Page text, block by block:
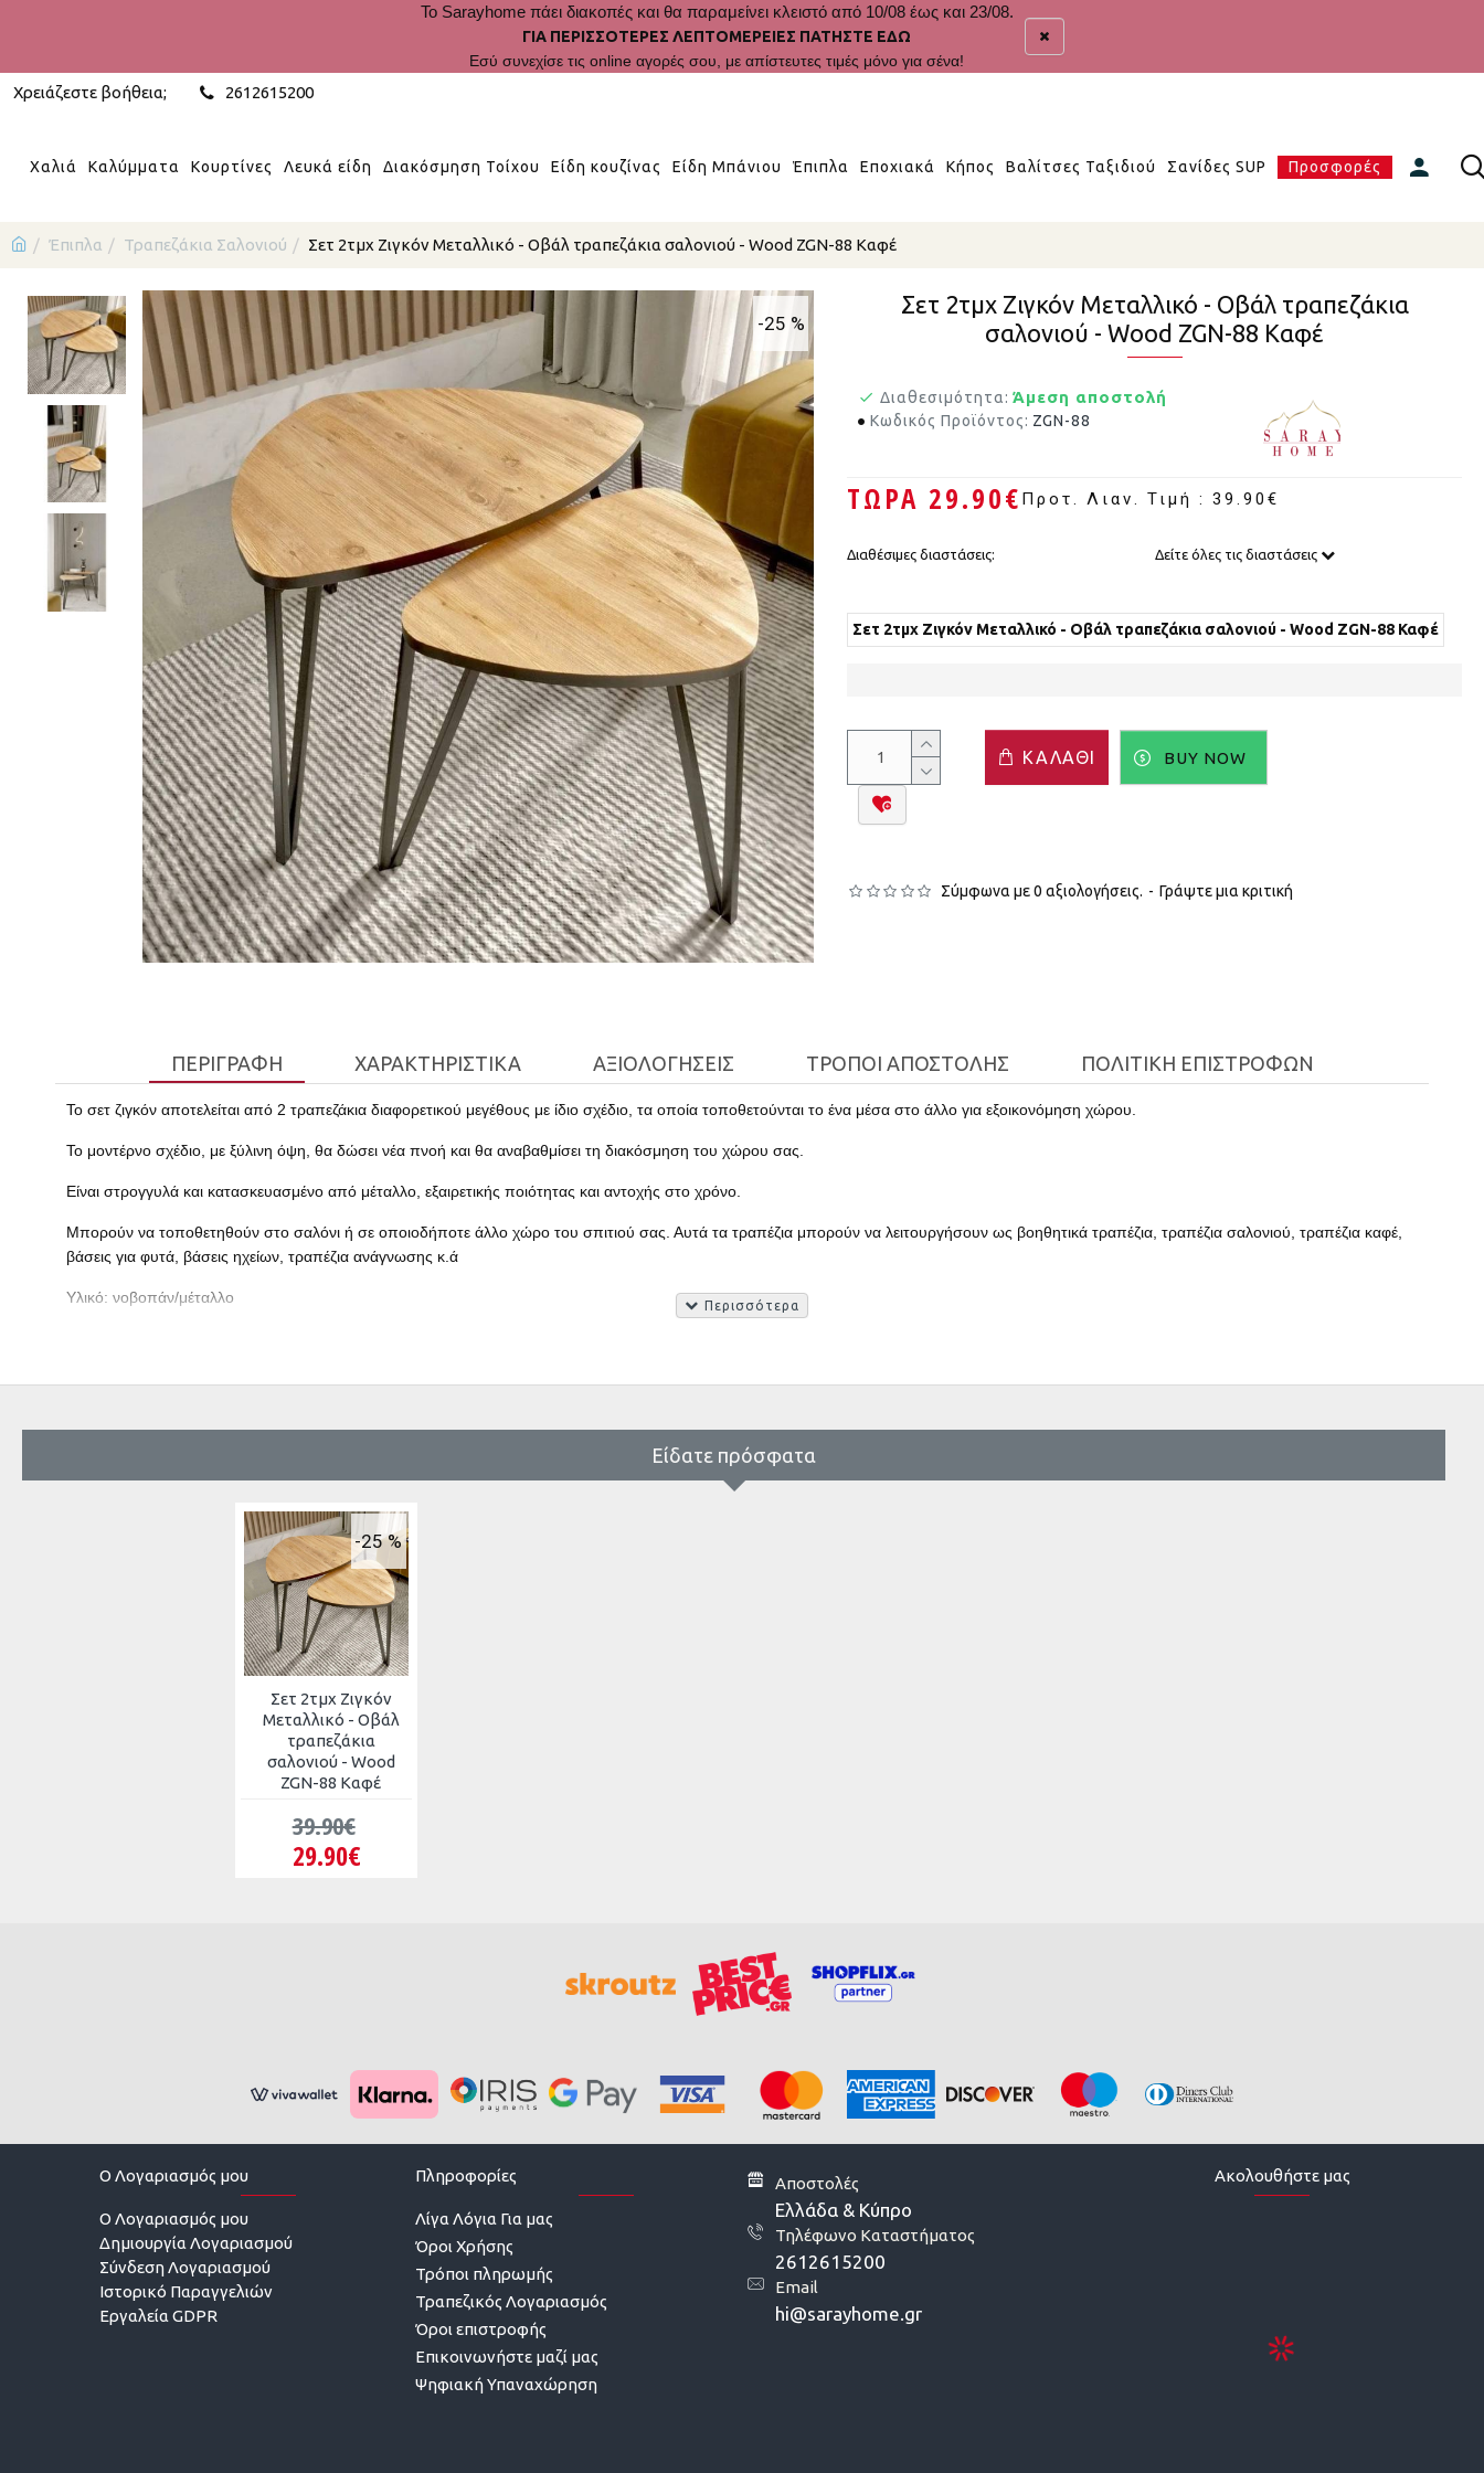
Το Sarayhome πάει διακοπές και θα παραμείνει κλειστό από 10/08 έως και 23/08.
ΓΙΑ ΠΕΡΙΣΣΟΤΕΡΕΣ ΛΕΠΤΟΜΕΡΕΙΕΣ ΠΑΤΗΣΤΕ ΕΔΩ
Εσύ συνεχίσε τις online αγορές σου, με απίστευτες τιμές μόνο για σένα!
Χρειάζεστε βοήθεια; 2612615200
Χαλιά Καλύμματα Κουρτίνες Λευκά είδη Διακόσμηση Τοίχου Είδη κουζίνας Είδη Μπάνιου Έπιπλα Εποχιακά Κήπος Βαλίτσες Ταξιδιού Σανίδες SUP Προσφορές
Έπιπλα Τραπεζάκια Σαλονιού Σετ 2τμχ Ζιγκόν Μεταλλικό - Οβάλ τραπεζάκια σαλονιού - Wood ZGN-88 Καφέ
-25 %
Σετ 2τμχ Ζιγκόν Μεταλλικό - Οβάλ τραπεζάκια
σαλονιού - Wood ZGN-88 Καφέ
Σύμφωνα με 0 αξιολογήσεις. - Γράψτε μια κριτική
ΤΩΡΑ 29.90€ Προτ. Λιαν. Τιμή : 39.90€
Διαθεσιμότητα: Άμεση αποστολή
Κωδικός Προϊόντος: ZGN-88
Διαθέσιμες διαστάσεις: Δείτε όλες τις διαστάσεις
Σετ 2τμχ Ζιγκόν Μεταλλικό - Οβάλ τραπεζάκια σαλονιού - Wood ZGN-88 Καφέ
ΚΑΛΆΘΙ BUY NOW
ΠΕΡΙΓΡΑΦΉ ΧΑΡΑΚΤΗΡΙΣΤΙΚΆ ΑΞΙΟΛΟΓΉΣΕΙΣ ΤΡΌΠΟΙ ΑΠΟΣΤΟΛΉΣ ΠΟΛΙΤΙΚΉ ΕΠΙΣΤΡΟΦΏΝ
Το σετ ζιγκόν αποτελείται από 2 τραπεζάκια διαφορετικού μεγέθους με ίδιο σχέδιο, τα οποία τοποθετούνται το ένα μέσα στο άλλο για εξοικονόμηση χώρου.
Το μοντέρνο σχέδιο, με ξύλινη όψη, θα δώσει νέα πνοή και θα αναβαθμίσει τη διακόσμηση του χώρου σας.
Είναι στρογγυλά και κατασκευασμένο από μέταλλο, εξαιρετικής ποιότητας και αντοχής στο χρόνο.
Μπορούν να τοποθετηθούν στο σαλόνι ή σε οποιοδήποτε άλλο χώρο του σπιτιού σας. Αυτά τα τραπέζια μπορούν να λειτουργήσουν ως βοηθητικά τραπέζια, τραπέζια σαλονιού, τραπέζια καφέ,
βάσεις για φυτά, βάσεις ηχείων, τραπέζια ανάγνωσης κ.ά
Υλικό: νοβοπάν/μέταλλο
Το προϊόν παραδίδεται αμοντάριστο, σε εργοστασιακή συσκευασία και με αναλυτικό οδηγό συναρμολόγησης.
Η χρωματική απόχρωση του προϊόντος ενδέχεται να διαφέρει ελαφρώς σε σχέση με την φωτογραφική απεικόνισή του στην οθόνη σας.
Είδατε πρόσφατα
-25 %
Σετ 2τμχ Ζιγκόν
Μεταλλικό - Οβάλ
τραπεζάκια
σαλονιού - Wood
ZGN-88 Καφέ
29.90€
39.90€
O Λογαριασμός μου
O Λογαριασμός μου
Δημιουργία Λογαριασμού
Σύνδεση Λογαριασμού
Ιστορικό Παραγγελιών
Εργαλεία GDPR
Πληροφορίες
Λίγα Λόγια Για μας
Όροι Χρήσης
Τρόποι πληρωμής
Τραπεζικός Λογαριασμός
Όροι επιστροφής
Επικοινωνήστε μαζί μας
Ψηφιακή Υπαναχώρηση
Αποστολές
Ελλάδα & Κύπρο
Τηλέφωνο Καταστήματος
2612615200
Email
hi@sarayhome.gr
Ακολουθήστε μας